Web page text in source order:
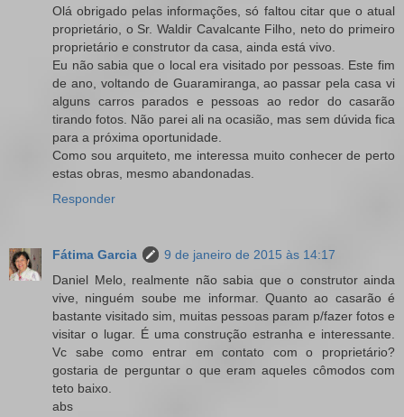
Olá obrigado pelas informações, só faltou citar que o atual
proprietário, o Sr. Waldir Cavalcante Filho, neto do primeiro
proprietário e construtor da casa, ainda está vivo.
Eu não sabia que o local era visitado por pessoas. Este fim
de ano, voltando de Guaramiranga, ao passar pela casa vi
alguns carros parados e pessoas ao redor do casarão
tirando fotos. Não parei ali na ocasião, mas sem dúvida fica
para a próxima oportunidade.
Como sou arquiteto, me interessa muito conhecer de perto
estas obras, mesmo abandonadas.
Responder
Fátima Garcia
9 de janeiro de 2015 às 14:17
Daniel Melo, realmente não sabia que o construtor ainda
vive, ninguém soube me informar. Quanto ao casarão é
bastante visitado sim, muitas pessoas param p/fazer fotos e
visitar o lugar. É uma construção estranha e interessante.
Vc sabe como entrar em contato com o proprietário?
gostaria de perguntar o que eram aqueles cômodos com
teto baixo.
abs